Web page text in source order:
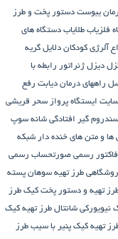
یبوست دستور پخت و طرز
فلزیاب طلایاب دستگاه‌ های
آلرژی کودکان دلایل گریه
دیزل ژنراتور رابطه با
راههای درمان دیابت رفع
سایت ایستگاه پرواز سحر قریشی
سندروم گیر افتادگی شانه سوپ
و متن های خنده دار شبکه
رسمی صورتحساب رسمی
طرز تهیه سوهان پسته
تهیه و دستور پخت کیک طرز
نیویورکی شانتال طرز تهیه کیک
تهیه کیک پنیر با سیب طرز